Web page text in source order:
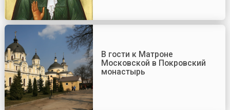
В гости к Матроне
Московской в Покровский
монастырь